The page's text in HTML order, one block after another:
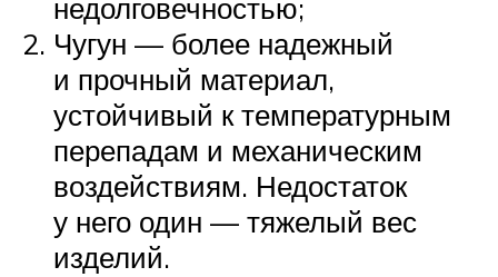
недолговечностью;
Чугун — более надежный
и прочный материал,
устойчивый к температурным
перепадам и механическим
воздействиям. Недостаток
у него один — тяжелый вес
изделий.